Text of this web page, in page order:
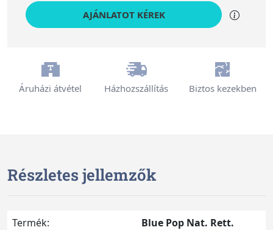
AJÁNLATOT KÉREK
Áruházi átvétel Házhozszállítás Biztos kezekben
Részletes jellemzők
Termék:
Blue Pop Nat. Rett.